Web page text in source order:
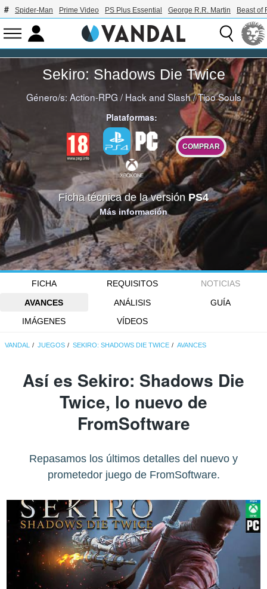
Spider-Man Prime Video PS Plus Essential George R.R. Martin Beast of
Sekiro: Shadows Die Twice
Género/s: Action-RPG /Hack and Slash/Tipo Souls
Plataformas:
COMPRAR
Ficha técnica de la versión PS4
Más información
FICHA REQUISITOS
NOTICIAS
AVANCES
ANÁLISIS
GUÍA
IMÁGENES
VÍDEOS
VANDAL JUEGOS SEKIRO: SHADOWS DIE TWICE AVANCES
Así es Sekiro: Shadows Die
Twice, lo nuevo de
FromSoftware
Repasamos los últimos detalles del nuevo y
prometedor juego de FromSoftware.